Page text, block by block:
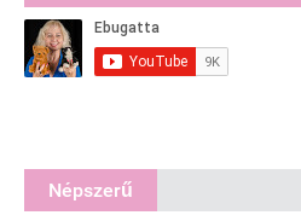
Népszerű